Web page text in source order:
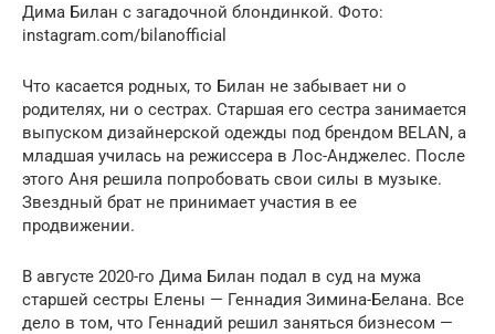
Дима Билан с загадочной блондинкой. Фото:
instagram.com/bilanofficial
Что касается родных, то Билан не забывает ни о
родителях, ни о сестрах. Старшая его сестра занимается
выпуском дизайнерской одежды под брендом BELAN, а
младшая училась на режиссера в Лос-Анджелес. После
этого Аня решила попробовать свои силы в музыке.
Звездный брат не принимает участия в ее
продвижении.
В августе 2020-го Дима Билан подал в суд на мужа
старшей сестры Елены — Геннадия Зимина-Белана. Все
дело в том, что Геннадий решил заняться бизнесом —